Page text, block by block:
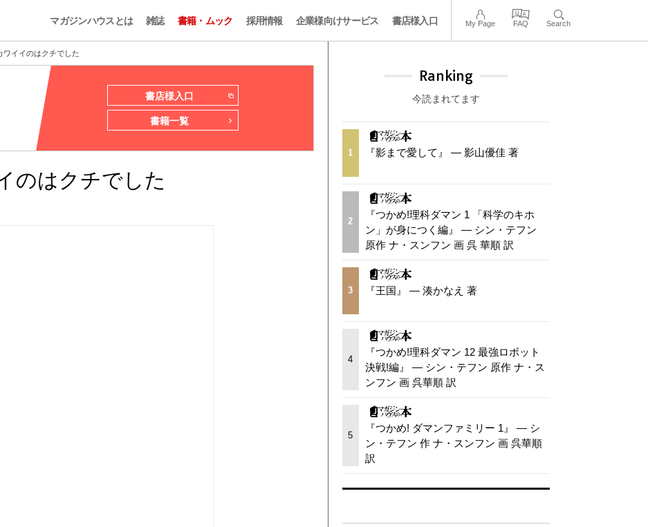
マガジンハウスとは 雑誌 書籍・ムック 採用情報 企業様向けサービス 書店様入口 My Page FAQ Search
ワイイのはクチでした
書店様入口
書籍一覧
のはクチでした
Ranking
今読まれてます
1 『影まで愛して』 — 影山優佳 著
2
『つかめ!理科ダマン 1 「科学のキホ
ン」が身につく編』 — シン・テフン
原作 ナ・スンフン 画 呉 華順 訳
3 『王国』 — 湊かなえ 著
4
『つかめ!理科ダマン 12 最強ロボット
決戦!編』 — シン・テフン 原作 ナ・ス
ンフン 画 呉華順 訳
5
『つかめ! ダマンファミリー 1』 — シ
ン・テフン 作 ナ・スンフン 画 呉華順
訳